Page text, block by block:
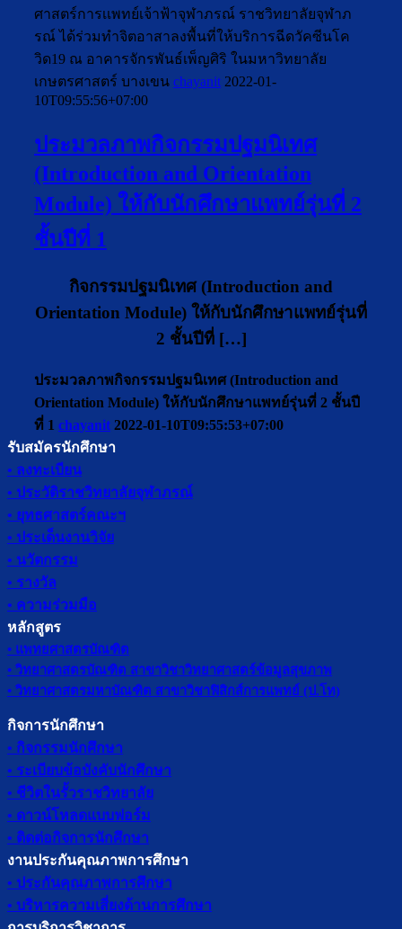
ศาสตร์การเเพทย์เจ้าฟ้าจุฬาภรณ์ ราชวิทยาลัยจุฬาภ
รณ์ ได้ร่วมทำจิตอาสาลงพื้นที่ให้บริการฉีดวัคซีนโค
วิด19 ณ อาคารจักรพันธ์เพ็ญศิริ ในมหาวิทยาลัย
เกษตรศาสตร์ บางเขน chayanit 2022-01-
10T09:55:56+07:00
ประมวลภาพกิจกรรมปฐมนิเทศ
(Introduction and Orientation
Module) ให้กับนักศึกษาแพทย์รุ่นที่ 2
ชั้นปีที่ 1
กิจกรรมปฐมนิเทศ (Introduction and
Orientation Module) ให้กับนักศึกษาแพทย์รุ่นที่
2 ชั้นปีที่ […]
ประมวลภาพกิจกรรมปฐมนิเทศ (Introduction and
Orientation Module) ให้กับนักศึกษาแพทย์รุ่นที่ 2 ชั้นปี
ที่ 1 chayanit 2022-01-10T09:55:53+07:00
รับสมัครนักศึกษา
• ลงทะเบียน
• ประวัติราชวิทยาลัยจุฬาภรณ์
• ยุทธศาสตร์คณะฯ
• ประเด็นงานวิจัย
• นวัตกรรม
• รางวัล
• ความร่วมมือ
หลักสูตร
• แพทยศาสตรบัณฑิต
• วิทยาศาสตรบัณฑิต สาขาวิชาวิทยาศาสตร์ข้อมูลสุขภาพ
• วิทยาศาสตรมหาบัณฑิต สาขาวิชาฟิสิกส์การแพทย์ (ป.โท)
กิจการนักศึกษา
• กิจกรรมนักศึกษา
• ระเบียบข้อบังคับนักศึกษา
• ชีวิตในรั้วราชวิทยาลัย
• ดาวน์โหลดแบบฟอร์ม
• ติดต่อกิจการนักศึกษา
งานประกันคุณภาพการศึกษา
• ประกันคุณภาพการศึกษา
• บริหารความเสี่ยงด้านการศึกษา